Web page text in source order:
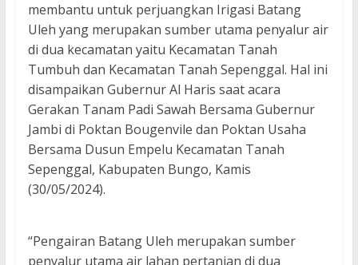
membantu untuk perjuangkan Irigasi Batang
Uleh yang merupakan sumber utama penyalur air
di dua kecamatan yaitu Kecamatan Tanah
Tumbuh dan Kecamatan Tanah Sepenggal. Hal ini
disampaikan Gubernur Al Haris saat acara
Gerakan Tanam Padi Sawah Bersama Gubernur
Jambi di Poktan Bougenvile dan Poktan Usaha
Bersama Dusun Empelu Kecamatan Tanah
Sepenggal, Kabupaten Bungo, Kamis
(30/05/2024).
“Pengairan Batang Uleh merupakan sumber
penyalur utama air lahan pertanian di dua